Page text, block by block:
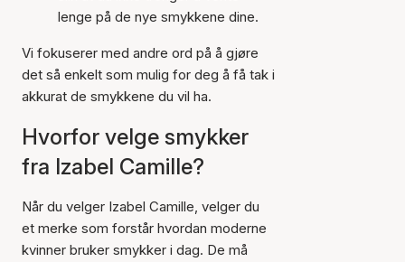
lenge på de nye smykkene dine.
Vi fokuserer med andre ord på å gjøre
det så enkelt som mulig for deg å få tak i
akkurat de smykkene du vil ha.
Hvorfor velge smykker
fra Izabel Camille?
Når du velger Izabel Camille, velger du
et merke som forstår hvordan moderne
kvinner bruker smykker i dag. De må